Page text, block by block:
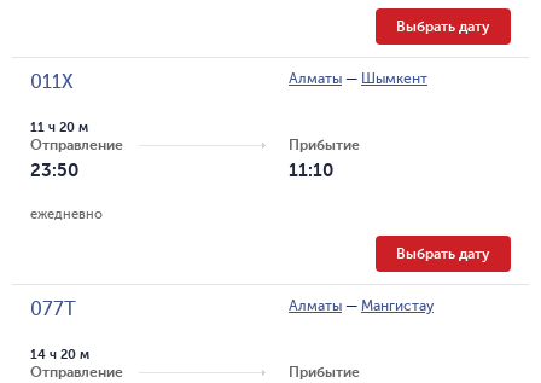
Выбрать дату
011Х Алматы — Шымкент
Отправление
23:50
11 ч 20 м
Прибытие
11:10
ежедневно
Выбрать дату
077Т Алматы — Мангистау
Отправление
14 ч 20 м
Прибытие